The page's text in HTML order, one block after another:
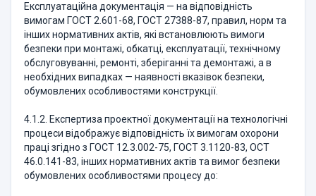
Експлуатаційна документація — на відповідність
вимогам ГОСТ 2.601-68, ГОСТ 27388-87, правил, норм та
інших нормативних актів, які встановлюють вимоги
безпеки при монтажі, обкатці, експлуатації, технічному
обслуговуванні, ремонті, зберіганні та демонтажі, а в
необхідних випадках — наявності вказівок безпеки,
обумовлених особливостями конструкції.
4.1.2. Експертиза проектної документації на технологічні
процеси відображує відповідність їх вимогам охорони
праці згідно з ГОСТ 12.3.002-75, ГОСТ 3.1120-83, ОСТ
46.0.141-83, інших нормативних актів та вимог безпеки
обумовлених особливостями процесу до: